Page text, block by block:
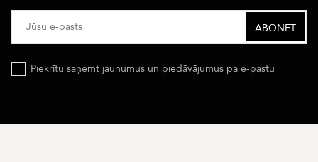
Piekrītu saņemt jaunumus un piedāvājumus pa e-pastu